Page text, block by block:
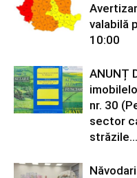
valabilă
10:00
ANUNȚ
nr. 30
sector
străzile...